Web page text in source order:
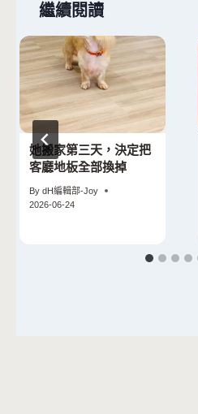
繼續閱讀
她搬家第三天，決定把
客廳地板全部換掉
By dH編輯部-Joy
2026-06-24